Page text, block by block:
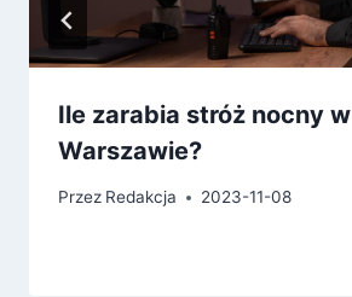
Ile zarabia stróż nocny w
Warszawie?
Przez Redakcja 2023-11-08